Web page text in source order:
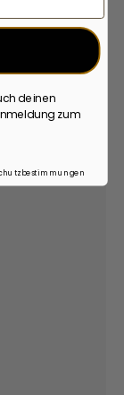
deinen
zum